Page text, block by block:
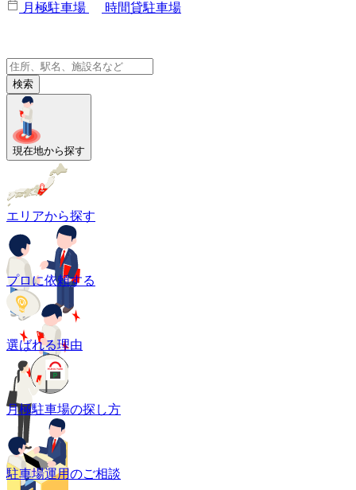
月極駐車場 時間貸駐車場
検索
現在地から探す
エリアから探す
プロに依頼する
選ばれる理由
月極駐車場の探し方
駐車場運用のご相談